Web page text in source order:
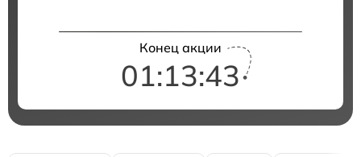
Конец акции
01:13:42